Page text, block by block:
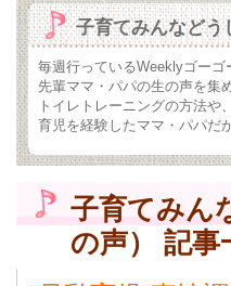
子育てみんなどう
毎週行っているWeeklyゴーゴ
先輩ママ・パパの生の声を集
トイレトレーニングの方法や
育児を経験したママ・パパだ
子育てみん
の声） 記事